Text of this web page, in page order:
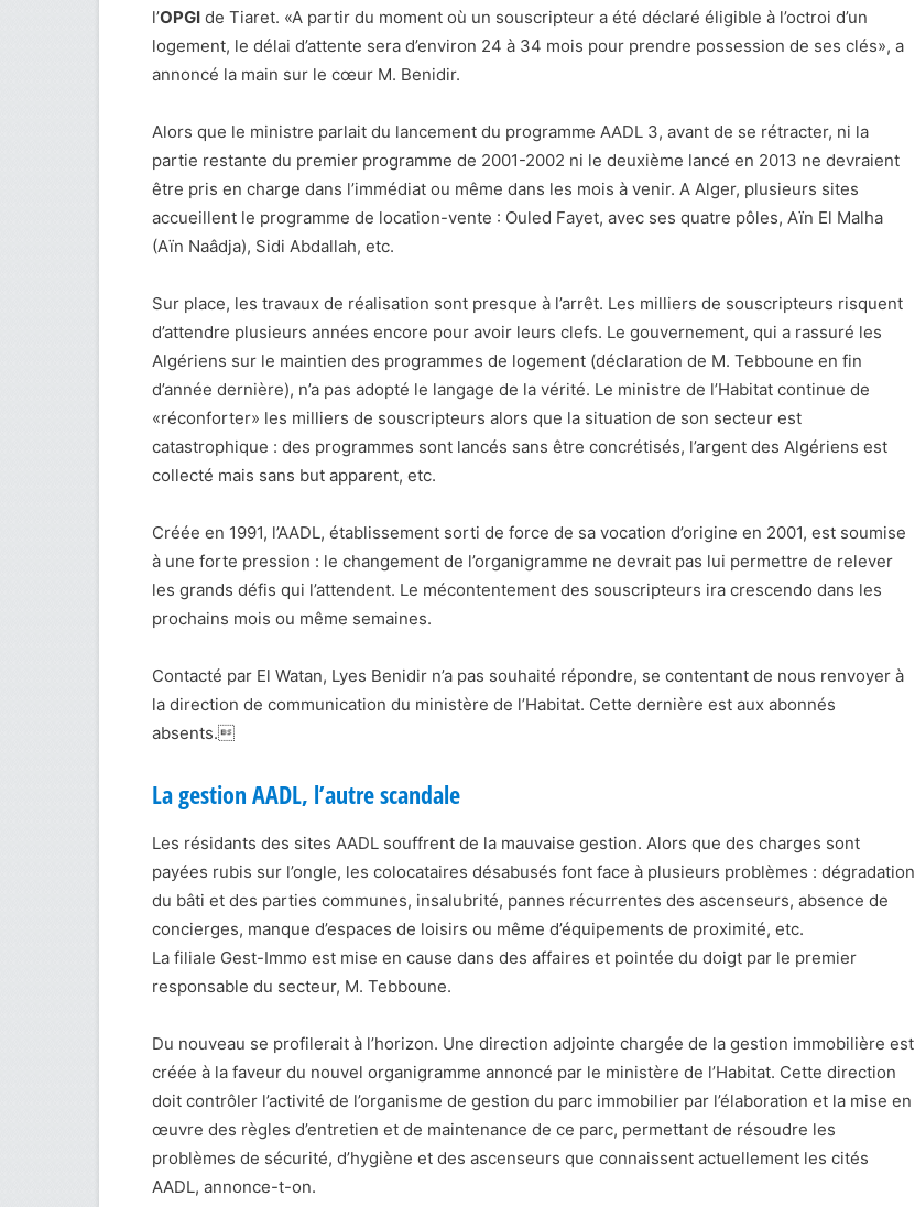
l’OPGI de Tiaret. «A partir du moment où un souscripteur a été déclaré éligible à l’octroi d’un
logement, le délai d’attente sera d’environ 24 à 34 mois pour prendre possession de ses clés», a
annoncé la main sur le cœur M. Benidir.
Alors que le ministre parlait du lancement du programme AADL 3, avant de se rétracter, ni la
partie restante du premier programme de 2001-2002 ni le deuxième lancé en 2013 ne devraient
être pris en charge dans l’immédiat ou même dans les mois à venir. A Alger, plusieurs sites
accueillent le programme de location-vente : Ouled Fayet, avec ses quatre pôles, Aïn El Malha
(Aïn Naâdja), Sidi Abdallah, etc.
Sur place, les travaux de réalisation sont presque à l’arrêt. Les milliers de souscripteurs risquent
d’attendre plusieurs années encore pour avoir leurs clefs. Le gouvernement, qui a rassuré les
Algériens sur le maintien des programmes de logement (déclaration de M. Tebboune en fin
d’année dernière), n’a pas adopté le langage de la vérité. Le ministre de l’Habitat continue de
«réconforter» les milliers de souscripteurs alors que la situation de son secteur est
catastrophique : des programmes sont lancés sans être concrétisés, l’argent des Algériens est
collecté mais sans but apparent, etc.
Créée en 1991, l’AADL, établissement sorti de force de sa vocation d’origine en 2001, est soumise
à une forte pression : le changement de l’organigramme ne devrait pas lui permettre de relever
les grands défis qui l’attendent. Le mécontentement des souscripteurs ira crescendo dans les
prochains mois ou même semaines.
Contacté par El Watan, Lyes Benidir n’a pas souhaité répondre, se contentant de nous renvoyer à
la direction de communication du ministère de l’Habitat. Cette dernière est aux abonnés
absents.
La gestion AADL, l’autre scandale
Les résidants des sites AADL souffrent de la mauvaise gestion. Alors que des charges sont
payées rubis sur l’ongle, les colocataires désabusés font face à plusieurs problèmes : dégradation
du bâti et des parties communes, insalubrité, pannes récurrentes des ascenseurs, absence de
concierges, manque d’espaces de loisirs ou même d’équipements de proximité, etc.
La filiale Gest-Immo est mise en cause dans des affaires et pointée du doigt par le premier
responsable du secteur, M. Tebboune.
Du nouveau se profilerait à l’horizon. Une direction adjointe chargée de la gestion immobilière est
créée à la faveur du nouvel organigramme annoncé par le ministère de l’Habitat. Cette direction
doit contrôler l’activité de l’organisme de gestion du parc immobilier par l’élaboration et la mise en
œuvre des règles d’entretien et de maintenance de ce parc, permettant de résoudre les
problèmes de sécurité, d’hygiène et des ascenseurs que connaissent actuellement les cités
AADL, annonce-t-on.